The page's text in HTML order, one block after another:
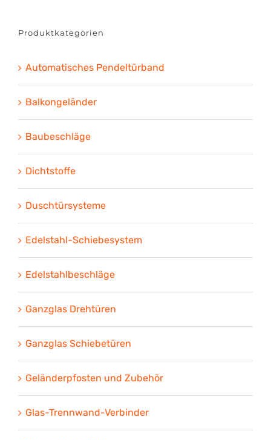
Produktkategorien
Automatisches Pendeltürband
Balkongeländer
Baubeschläge
Dichtstoffe
Duschtürsysteme
Edelstahl-Schiebesystem
Edelstahlbeschläge
Ganzglas Drehtüren
Ganzglas Schiebetüren
Geländerpfosten und Zubehör
Glas-Trennwand-Verbinder